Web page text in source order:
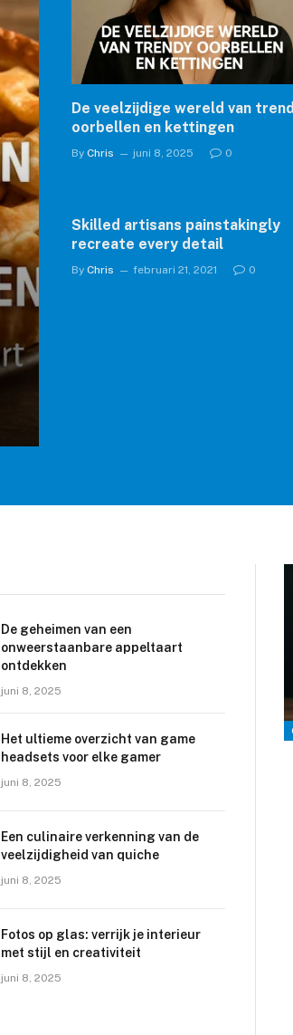
De veelzijdige wereld van
oorbellen en kettingen
By Chris juni 8, 2025 0
Skilled artisans painstakingly
recreate every detail
By Chris februari 21, 2021 0
De geheimen van een
onweerstaanbare appeltaart
ontdekken
juni 8, 2025
Het ultieme overzicht van game
headsets voor elke gamer
juni 8, 2025
Een culinaire verkenning van de
veelzijdigheid van quiche
juni 8, 2025
Fotos op glas: verrijk je interieur
met stijl en creativiteit
juni 8, 2025